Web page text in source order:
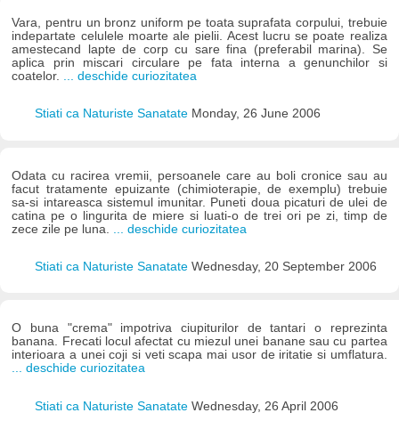
Vara, pentru un bronz uniform pe toata suprafata corpului, trebuie
indepartate celulele moarte ale pielii. Acest lucru se poate realiza
amestecand lapte de corp cu sare fina (preferabil marina). Se
aplica prin miscari circulare pe fata interna a genunchilor si
coatelor.
... deschide curiozitatea
Stiati ca Naturiste Sanatate Monday, 26 June 2006
Odata cu racirea vremii, persoanele care au boli cronice sau au
facut tratamente epuizante (chimioterapie, de exemplu) trebuie
sa-si intareasca sistemul imunitar. Puneti doua picaturi de ulei de
catina pe o lingurita de miere si luati-o de trei ori pe zi, timp de
zece zile pe luna.
... deschide curiozitatea
Stiati ca Naturiste Sanatate Wednesday, 20 September 2006
O buna "crema" impotriva ciupiturilor de tantari o reprezinta
banana. Frecati locul afectat cu miezul unei banane sau cu partea
interioara a unei coji si veti scapa mai usor de iritatie si umflatura.
... deschide curiozitatea
Stiati ca Naturiste Sanatate Wednesday, 26 April 2006